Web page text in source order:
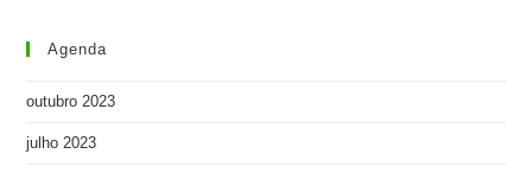
Agenda
outubro 2023
julho 2023